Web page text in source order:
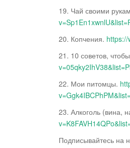
19. Чай своими
20. Копчения.
21. 10 советов,
22. Мои питомцы.
23. Алкоголь (вина,
Подписывайтесь на